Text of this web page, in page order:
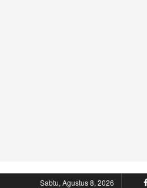
Sabtu, Agustus 8, 2026